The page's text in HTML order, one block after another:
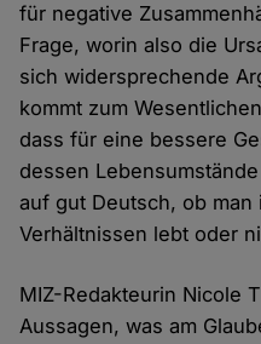
für negative
Frage, worin also die
sich widersprechende
kommt zum
dass für eine bessere
dessen
auf gut Deutsch, ob
Verhältnissen lebt oder
MIZ-Redakteurin Nicole
Aussagen, was am